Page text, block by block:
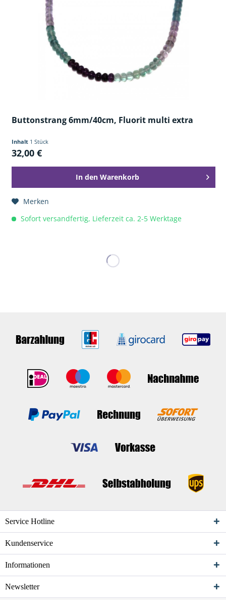
Buttonstrang 6mm/40cm, Fluorit multi extra
Inhalt 1 Stück
32,00 €
In den Warenkorb
Merken
Sofort versandfertig, Lieferzeit ca. 2-5 Werktage
Service Hotline
Kundenservice
Informationen
Newsletter